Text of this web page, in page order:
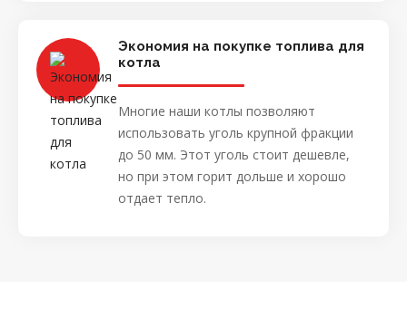
Экономия на покупке топлива для
котла
Многие наши котлы позволяют
использовать уголь крупной фракции
до 50 мм. Этот уголь стоит дешевле,
но при этом горит дольше и хорошо
отдает тепло.